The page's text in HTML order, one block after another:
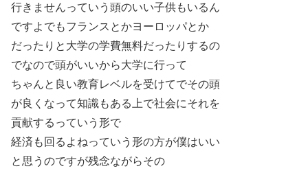
行きませんっていう頭のいい子供もいるん
ですよでもフランスとかヨーロッパとか
だったりと大学の学費無料だったりするの
でなので頭がいいから大学に行って
ちゃんと良い教育レベルを受けてでその頭
が良くなって知識もある上で社会にそれを
貢献するっていう形で
経済も回るよねっていう形の方が僕はいい
と思うのですが残念ながらその